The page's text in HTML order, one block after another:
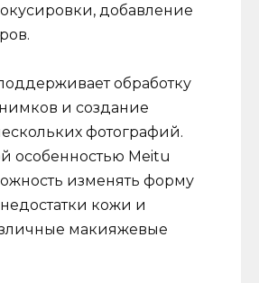
добавление
обработку
и создание
фотографий.
особенностью Meitu
изменять форму
кожи и
макияжевые